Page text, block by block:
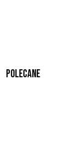
Polecane